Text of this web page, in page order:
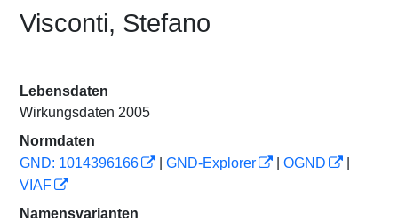
Visconti, Stefano
Lebensdaten
Wirkungsdaten 2005
Normdaten
GND: 1014396166
GND-Explorer OGND
VIAF
Namensvarianten